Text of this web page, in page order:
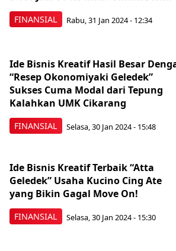
FINANSIAL Rabu, 31 Jan 2024 - 12:34
FINANSIAL
Ide Bisnis Kreatif Hasil Besar
“Resep Okonomiyaki Geledek”
Sukses Cuma Modal dari Tepung
Kalahkan UMK Cikarang
Selasa, 30 Jan 2024 - 15:48
FINANSIAL
Ide Bisnis Kreatif Terbaik “Atta
Geledek” Usaha Kucino Cing Ate
yang Bikin Gagal Move On!
Selasa, 30 Jan 2024 - 15:30